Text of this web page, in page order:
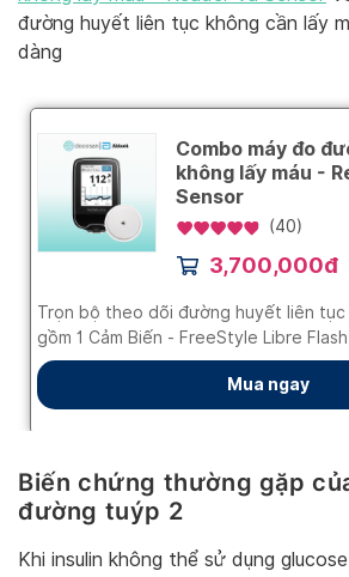
đường huyết liên tục không cần lấy
dàng
Biến chứng thường gặp
đường tuýp 2
Khi insulin không thể sử dụng